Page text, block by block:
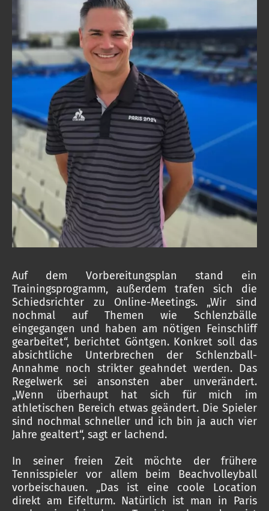
Auf dem Vorbereitungsplan stand ein
Trainingsprogramm, außerdem trafen sich die
Schiedsrichter zu Online-Meetings. „Wir sind
nochmal auf Themen wie Schlenzbälle
eingegangen und haben am nötigen Feinschliff
gearbeitet“, berichtet Göntgen. Konkret soll das
absichtliche Unterbrechen der Schlenzball-
Annahme noch strikter geahndet werden. Das
Regelwerk sei ansonsten aber unverändert.
„Wenn überhaupt hat sich für mich im
athletischen Bereich etwas geändert. Die Spieler
sind nochmal schneller und ich bin ja auch vier
Jahre gealtert“, sagt er lachend.
In seiner freien Zeit möchte der frühere
Tennisspieler vor allem beim Beachvolleyball
vorbeischauen. „Das ist eine coole Location
direkt am Eifelturm. Natürlich ist man in Paris